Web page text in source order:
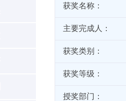
获奖名称：
主要完成人：
获奖类别：
获奖等级：
授奖部门：